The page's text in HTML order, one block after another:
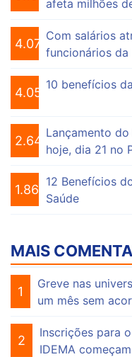
afeta milhões
4.074
Com salários
funcionários da
4.055
10 benefícios
2.649
Lançamento
hoje, dia 21 no
1.863
12 Benefícios
Saúde
MAIS
1
Greve nas
um mês sem
2
Inscrições para
IDEMA